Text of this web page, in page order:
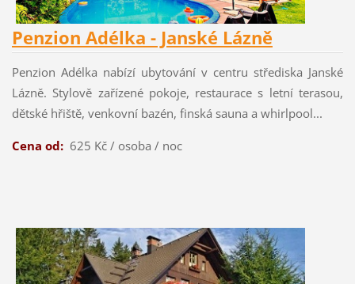
Penzion Adélka - Janské Lázně
Penzion Adélka nabízí ubytování v centru střediska Janské
Lázně. Stylově zařízené pokoje, restaurace s letní terasou,
dětské hřiště, venkovní bazén, finská sauna a whirlpool...
Cena od: 625 Kč / osoba / noc